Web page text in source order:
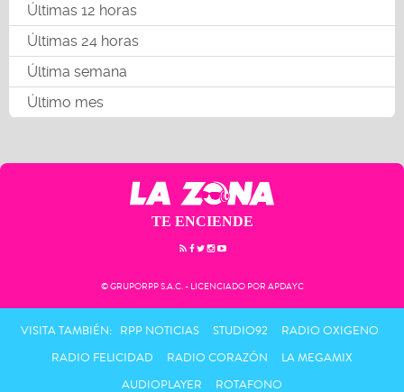
Últimas 12 horas
Últimas 24 horas
Última semana
Último mes
TE ENCIENDE
© GRUPORPP S.A.C. - LICENCIADO POR APDAYC
VISITA TAMBIÉN: RPP NOTICIAS STUDIO92
RADIO OXIGENO
RADIO FELICIDAD
RADIO CORAZÓN
LA MEGAMIX
AUDIOPLAYER
ROTAFONO